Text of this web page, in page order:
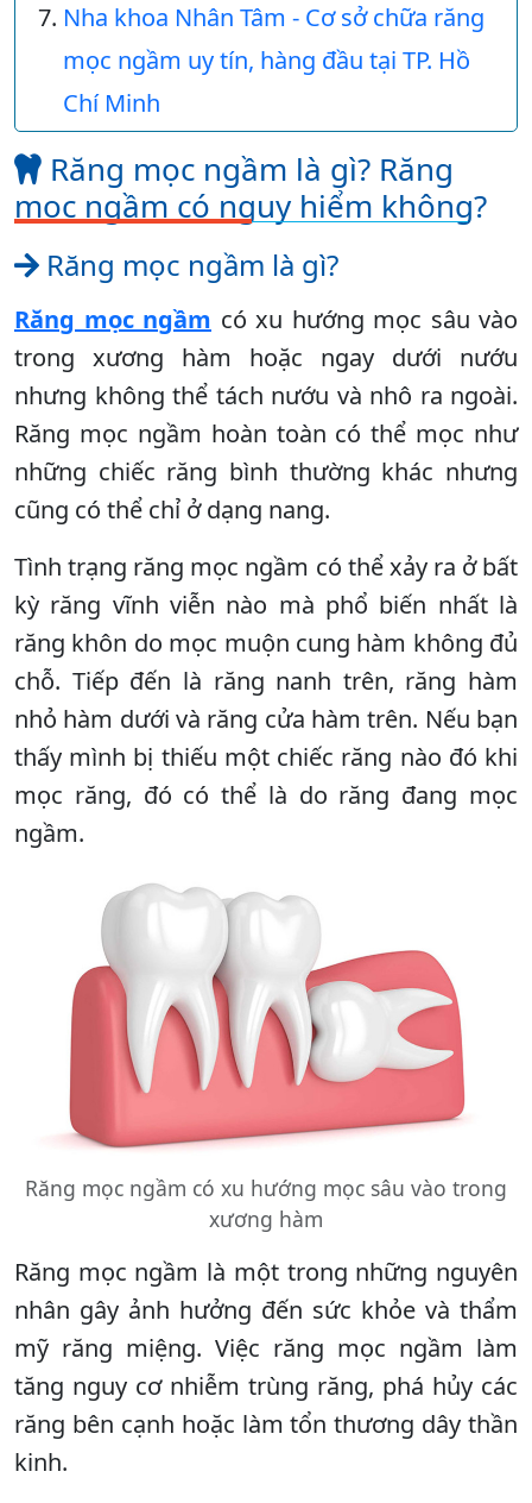
Nha khoa Nhân Tâm - Cơ sở chữa răng
mọc ngầm uy tín, hàng đầu tại TP. Hồ
Chí Minh
Răng mọc ngầm là gì? Răng
mọc ngầm có nguy hiểm không?
Răng mọc ngầm là gì?
Răng mọc ngầm có xu hướng mọc sâu vào
trong xương hàm hoặc ngay dưới nướu
nhưng không thể tách nướu và nhô ra ngoài.
Răng mọc ngầm hoàn toàn có thể mọc như
những chiếc răng bình thường khác nhưng
cũng có thể chỉ ở dạng nang.
Tình trạng răng mọc ngầm có thể xảy ra ở bất
kỳ răng vĩnh viễn nào mà phổ biến nhất là
răng khôn do mọc muộn cung hàm không đủ
chỗ. Tiếp đến là răng nanh trên, răng hàm
nhỏ hàm dưới và răng cửa hàm trên. Nếu bạn
thấy mình bị thiếu một chiếc răng nào đó khi
mọc răng, đó có thể là do răng đang mọc
ngầm.
Răng mọc ngầm có xu hướng mọc sâu vào trong
xương hàm
Răng mọc ngầm là một trong những nguyên
nhân gây ảnh hưởng đến sức khỏe và thẩm
mỹ răng miệng. Việc răng mọc ngầm làm
tăng nguy cơ nhiễm trùng răng, phá hủy các
răng bên cạnh hoặc làm tổn thương dây thần
kinh.